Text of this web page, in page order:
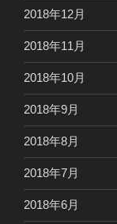
2018年12月
2018年11月
2018年10月
2018年9月
2018年8月
2018年7月
2018年6月